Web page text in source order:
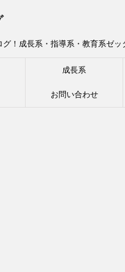
！成長系・指導系・教育系ゼ
成長系
お問い合わせ